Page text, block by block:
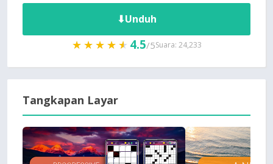
⬇Unduh
★★★★★
★★★★★ 4.5/5Suara: 24,233
Tangkapan Layar